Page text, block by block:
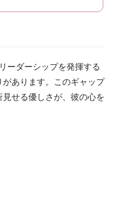
ーダーシップを発揮する
あります。このギャップ
せる優しさが、彼の心を